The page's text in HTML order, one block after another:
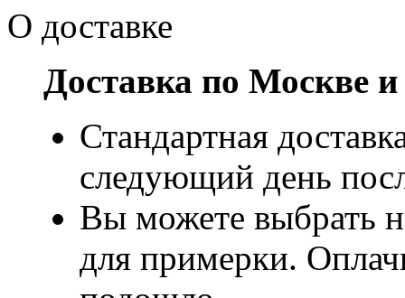
О доставке
Доставка по Москве
Стандартная
следующий день
Вы можете выбрать
для примерки.